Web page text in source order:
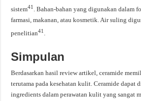
sistem41
. Bahan-bahan yang digunakan dalam
farmasi, makanan, atau kosmetik. Air suling
penelitian41 .
Simpulan
Berdasarkan hasil review artikel, ceramide
terutama pada kesehatan kulit. Ceramide dapat
ingredients dalam perawatan kulit yang sangat